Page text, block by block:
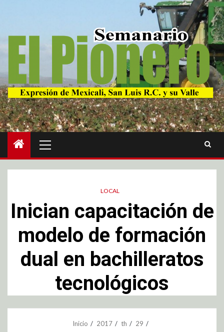
LOCAL
Inician capacitación de
modelo de formación
dual en bachilleratos
tecnológicos
Inicio 2017 th
29